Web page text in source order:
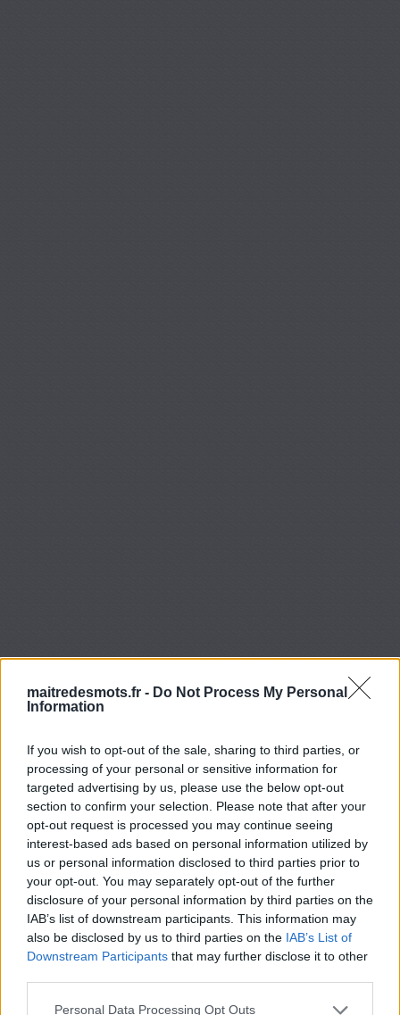
maitredesmots.fr - Do Not Process My Personal
Information
If you wish to opt-out of the sale, sharing to third parties, or
processing of your personal or sensitive information for
targeted advertising by us, please use the below opt-out
section to confirm your selection. Please note that after your
opt-out request is processed you may continue seeing
interest-based ads based on personal information utilized by
us or personal information disclosed to third parties prior to
your opt-out. You may separately opt-out of the further
disclosure of your personal information by third parties on the
IAB’s list of downstream participants. This information may
also be disclosed by us to third parties on the IAB’s List of
Downstream Participants that may further disclose it to other
Personal Data Processing Opt Outs